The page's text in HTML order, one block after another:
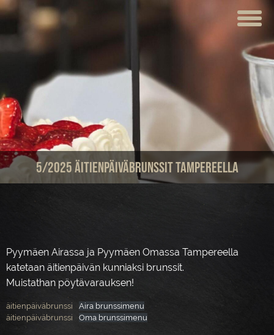
KAHVILAT
LOUNAS
MEISTÄ
TUOTTEET
HOTELLI
5/2025 Äitienpäiväbrunssit Tampereella
Pyymäen Airassa ja Pyymäen Omassa Tampereella
katetaan äitienpäivän kunniaksi brunssit.
Muistathan pöytävarauksen!
äitienpäiväbrunssi
Aira brunssimenu
äitienpäiväbrunssi
Oma brunssimenu